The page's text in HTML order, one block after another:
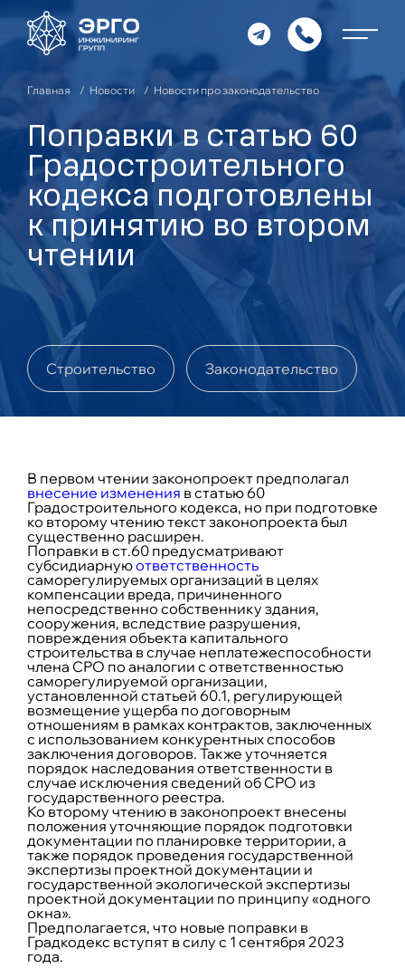
Главная Новости Новости про законодательство
Поправки в статью 60
Градостроительного
кодекса подготовлены
к принятию во втором
чтении
Строительство Законодательство
В первом чтении законопроект предполагал
внесение изменения в статью 60
Градостроительного кодекса, но при подготовке
ко второму чтению текст законопроекта был
существенно расширен.
Поправки в ст.60 предусматривают
субсидиарнуюответственность
саморегулируемых организаций в целях
компенсации вреда, причиненного
непосредственно собственнику здания,
сооружения, вследствие разрушения,
повреждения объекта капитального
строительства в случае неплатежеспособности
члена СРО по аналогии с ответственностью
саморегулируемой организации,
установленной статьей 60.1, регулирующей
возмещение ущерба по договорным
отношениям в рамках контрактов, заключенных
с использованием конкурентных способов
заключения договоров. Также уточняется
порядок наследования ответственности в
случае исключения сведений об СРО из
государственного реестра.
Ко второму чтению в законопроект внесены
положения уточняющие порядок подготовки
документации по планировке территории, а
также порядок проведения государственной
экспертизы проектной документации и
государственной экологической экспертизы
проектной документации по принципу «одного
окна».
Предполагается, что новые поправки в
Градкодекс вступят в силу с 1 сентября 2023
года.